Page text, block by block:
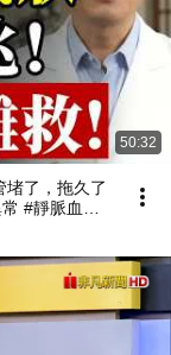
50:32
堵了，拖久了
#靜脈血栓 #
#健康誤區